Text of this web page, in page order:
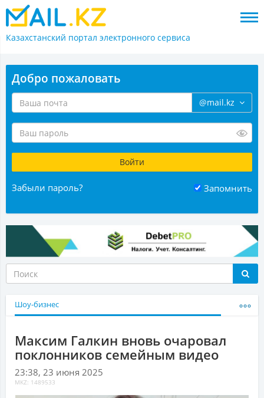
Казахстанский портал электронного сервиса
Добро пожаловать
@mail.kz
Забыли пароль? Запомнить
Шоу-бизнес
Максим Галкин вновь очаровал
поклонников семейным видео
23:38, 23 июня 2025
MKZ: 1489533